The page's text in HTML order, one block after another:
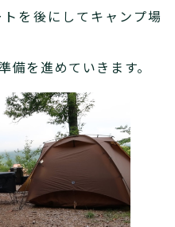
を後にしてキャンプ場
備を進めていきます。